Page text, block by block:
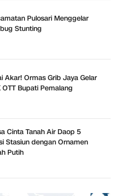
Pulosari Menggelar
Stunting
Akar! Ormas Grib Jaya Gelar
Bupati Pemalang
Cinta Tanah Air Daop 5
Stasiun dengan Ornamen
Putih